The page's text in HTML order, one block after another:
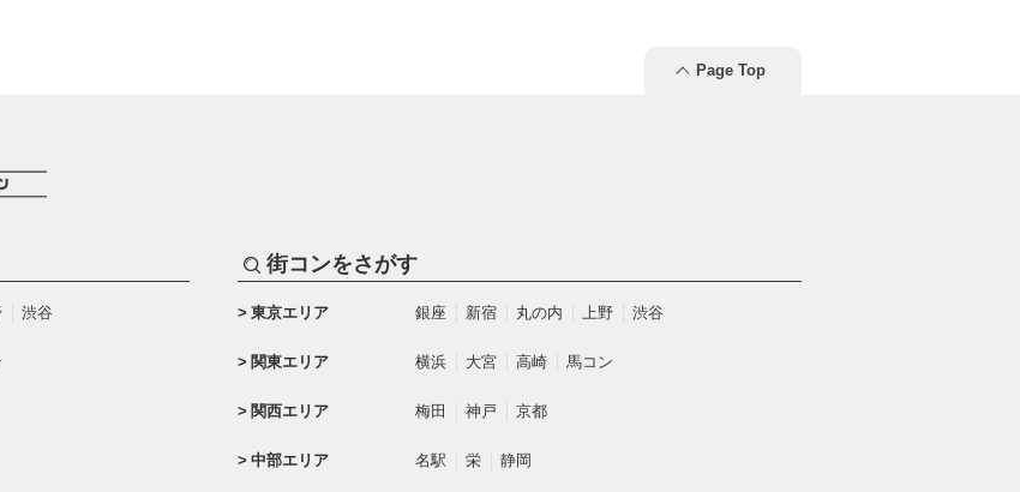
Page Top
渋谷
街コンをさがす
東京エリア 銀座 新宿 丸の内 上野 渋谷
関東エリア 横浜 大宮 高崎 馬コン
関西エリア 梅田 神戸 京都
中部エリア 名駅 栄 静岡